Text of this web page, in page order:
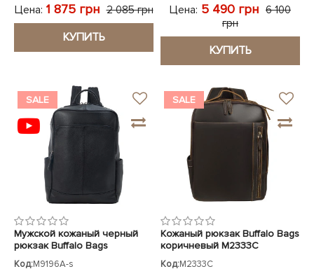
Цена: 1 875 грн 2 085 грн
КУПИТЬ
Цена: 5 490 грн 6 100
грн
КУПИТЬ
SALE
Мужской кожаный черный
рюкзак Buffalo Bags
Код:M9196A-s
SALE
Кожаный рюкзак Buffalo Bags
коричневый M2333C
Код:M2333C